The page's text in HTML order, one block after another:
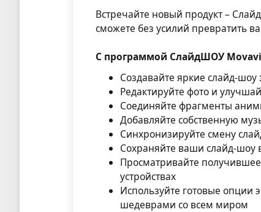
Встречайте новый продукт –
сможете без усилий превратить
С программой СлайдШОУ
Создавайте яркие слайд-
Редактируйте фото и
Соединяйте фрагменты
Добавляйте собственную
Синхронизируйте смену
Сохраняйте ваши слайд-
Просматривайте
устройствах
Используйте готовые опции
шедеврами со всем миром